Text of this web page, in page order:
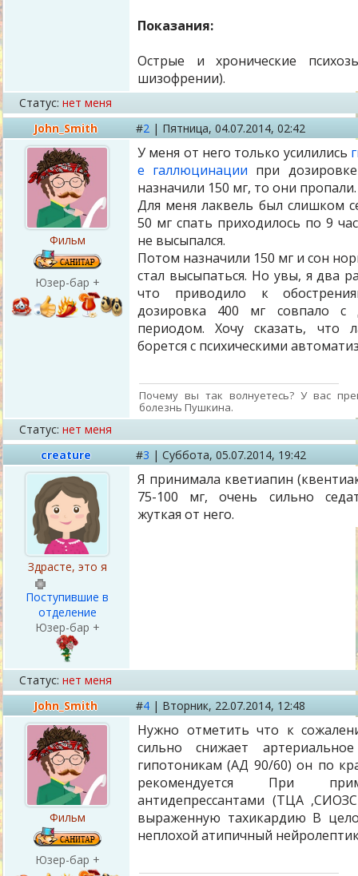
Показания:
Острые и хронические
шизофрении).
Статус: нет меня
John_Smith
#2 | Пятница, 04.07.2014, 02:42
Фильм
Юзер-бар +
У меня от него только усилились
е галлюцинации при
назначили 150 мг, то они
Для меня лаквель был слишком
50 мг спать приходилось по 9
не высыпался.
Потом назначили 150 мг и сон
стал высыпаться. Но увы, я два
что приводило к
дозировка 400 мг совпало с
периодом. Хочу сказать, что
борется с психическими
Почему вы так волнуетесь? У вас
болезнь Пушкина.
Статус: нет меня
creature
#3 | Суббота, 05.07.2014, 19:42
Здрасте, это я
Поступившие в
отделение
Юзер-бар +
Я принимала кветиапин
75-100 мг, очень сильно
жуткая от него.
Статус: нет меня
John_Smith
#4 | Вторник, 22.07.2014, 12:48
Фильм
Юзер-бар +
Нужно отметить что к
сильно снижает
гипотоникам (АД 90/60) он по
рекомендуется При
антидепрессантами (ТЦА
выраженную тахикардию В
неплохой атипичный